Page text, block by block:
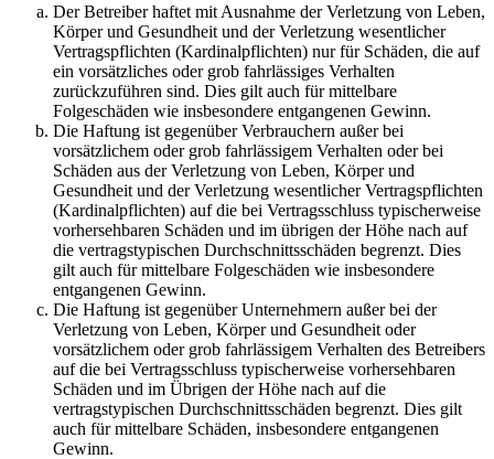
Der Betreiber haftet mit Ausnahme der Verletzung von Leben,
Körper und Gesundheit und der Verletzung wesentlicher
Vertragspflichten (Kardinalpflichten) nur für Schäden, die auf
ein vorsätzliches oder grob fahrlässiges Verhalten
zurückzuführen sind. Dies gilt auch für mittelbare
Folgeschäden wie insbesondere entgangenen Gewinn.
Die Haftung ist gegenüber Verbrauchern außer bei
vorsätzlichem oder grob fahrlässigem Verhalten oder bei
Schäden aus der Verletzung von Leben, Körper und
Gesundheit und der Verletzung wesentlicher Vertragspflichten
(Kardinalpflichten) auf die bei Vertragsschluss typischerweise
vorhersehbaren Schäden und im übrigen der Höhe nach auf
die vertragstypischen Durchschnittsschäden begrenzt. Dies
gilt auch für mittelbare Folgeschäden wie insbesondere
entgangenen Gewinn.
Die Haftung ist gegenüber Unternehmern außer bei der
Verletzung von Leben, Körper und Gesundheit oder
vorsätzlichem oder grob fahrlässigem Verhalten des Betreibers
auf die bei Vertragsschluss typischerweise vorhersehbaren
Schäden und im Übrigen der Höhe nach auf die
vertragstypischen Durchschnittsschäden begrenzt. Dies gilt
auch für mittelbare Schäden, insbesondere entgangenen
Gewinn.